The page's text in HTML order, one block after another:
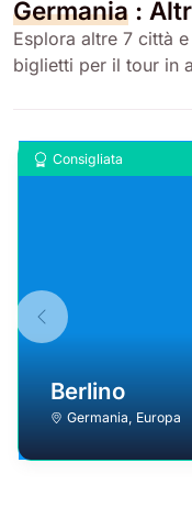
Germania :
Esplora altre 7 città
biglietti per il tour in
Consigliata
Berlino
Germania, Europa